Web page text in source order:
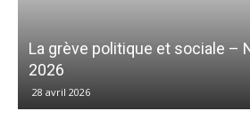
La grève politique et sociale –
2026
28 avril 2026